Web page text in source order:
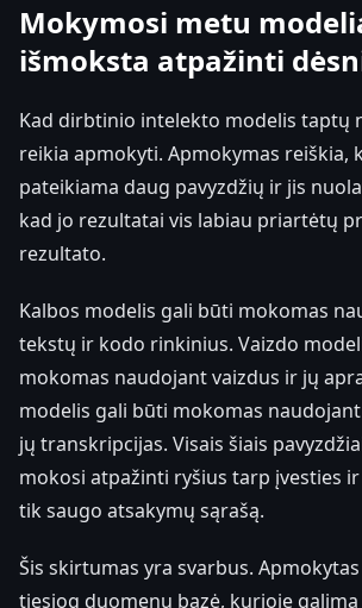
Mokymosi metu
išmoksta atpažinti
Kad dirbtinio intelekto modelis taptų
reikia apmokyti. Apmokymas reiškia,
pateikiama daug pavyzdžių ir jis
kad jo rezultatai vis labiau priartėtų
rezultato.
Kalbos modelis gali būti mokomas
tekstų ir kodo rinkinius. Vaizdo
mokomas naudojant vaizdus ir jų
modelis gali būti mokomas
jų transkripcijas. Visais šiais
mokosi atpažinti ryšius tarp įvesties
tik saugo atsakymų sąrašą.
Šis skirtumas yra svarbus.
tiesiog duomenų bazė, kurioje